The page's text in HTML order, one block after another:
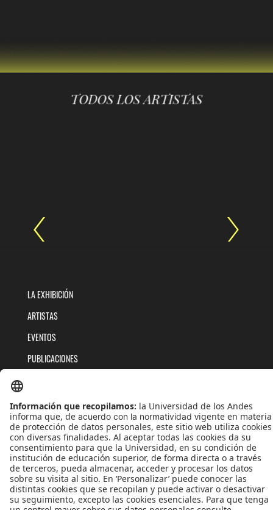
TODOS LOS ARTISTAS
LA EXHIBICIÓN
ARTISTAS
EVENTOS
PUBLICACIONES
POLÍTICAS DE TRATAMIENTOS DE DATOS
TÉRMINOS Y CONDICIONES